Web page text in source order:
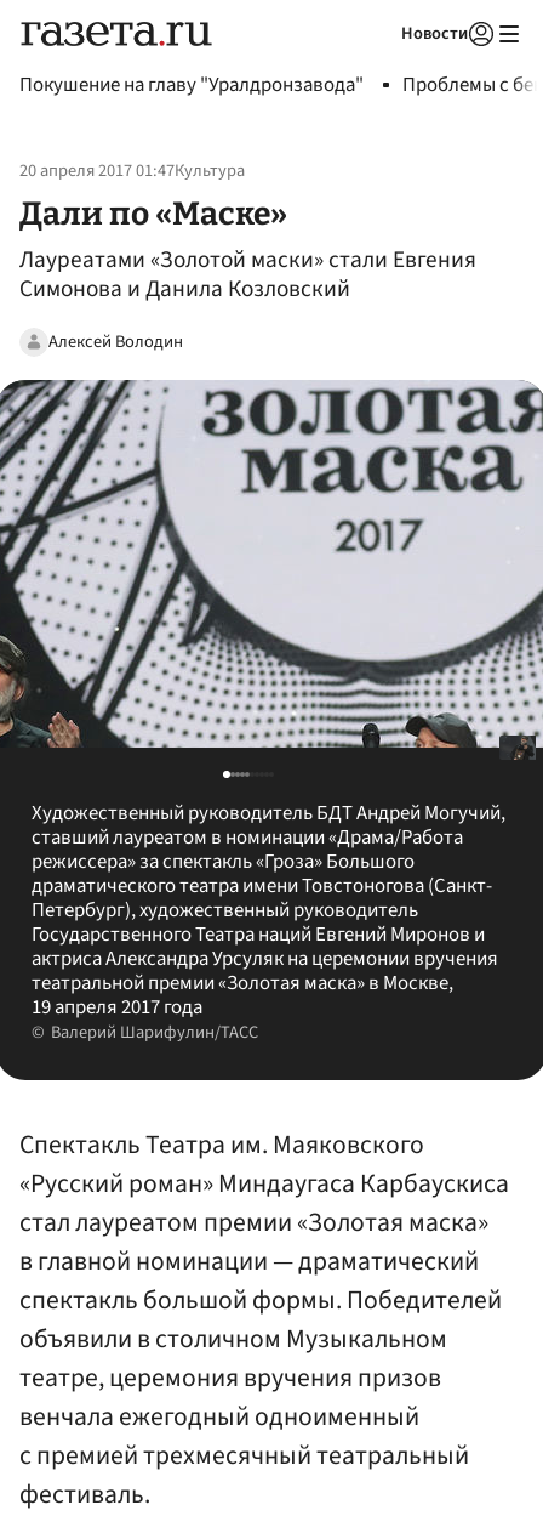
Новости
Покушение на главу "Уралдронзавода" Проблемы с
20 апреля 2017 01:47Культура
Дали по «Маске»
Лауреатами «Золотой маски» стали Евгения
Симонова и Данила Козловский
Алексей Володин
Художественный руководитель БДТ Андрей Могучий,
ставший лауреатом в номинации «Драма/Работа
режиссера» за спектакль «Гроза» Большого
драматического театра имени Товстоногова (Санкт-
Петербург), художественный руководитель
Государственного Театра наций Евгений Миронов и
актриса Александра Урсуляк на церемонии вручения
театральной премии «Золотая маска» в Москве,
19 апреля 2017 года
Валерий Шарифулин/ТАСС
Спектакль Театра им. Маяковского
«Русский роман» Миндаугаса Карбаускиса
стал лауреатом премии «Золотая маска»
в главной номинации — драматический
спектакль большой формы. Победителей
объявили в столичном Музыкальном
театре, церемония вручения призов
венчала ежегодный одноименный
с премией трехмесячный театральный
фестиваль.